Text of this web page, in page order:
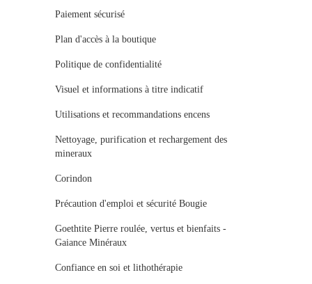
Paiement sécurisé
Plan d'accès à la boutique
Politique de confidentialité
Visuel et informations à titre indicatif
Utilisations et recommandations encens
Nettoyage, purification et rechargement des
mineraux
Corindon
Précaution d'emploi et sécurité Bougie
Goethtite Pierre roulée, vertus et bienfaits -
Gaiance Minéraux
Confiance en soi et lithothérapie